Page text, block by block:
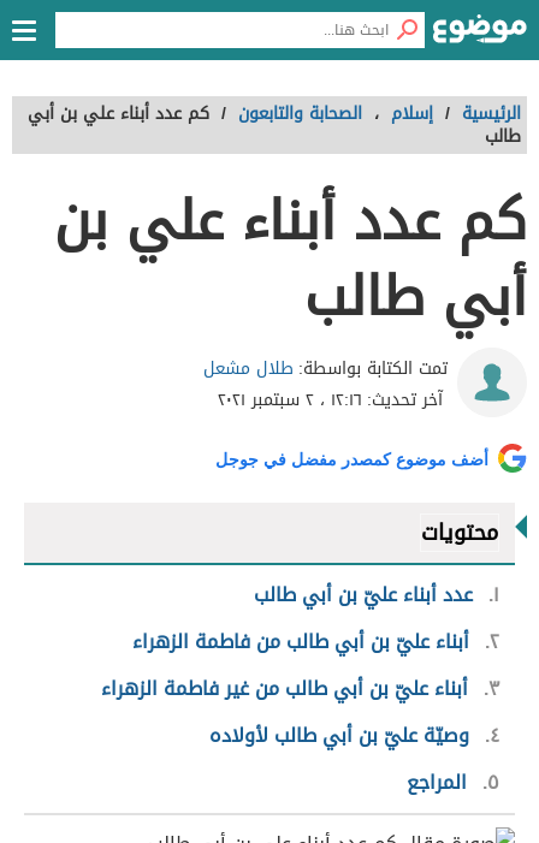
الرئيسية / إسلام ، الصحابة والتابعون / كم عدد أبناء علي بن أبي
طالب
كم عدد أبناء علي بن
أبي طالب
تمت الكتابة بواسطة: طلال مشعل
آخر تحديث: ١٢:١٦ ، ٢ سبتمبر ٢٠٢١
أضف موضوع كمصدر مفضل في جوجل
محتويات
١ عدد أبناء عليّ بن أبي طالب
٢ أبناء عليّ بن أبي طالب من فاطمة الزهراء
٣ أبناء عليّ بن أبي طالب من غير فاطمة الزهراء
٤ وصيّة عليّ بن أبي طالب لأولاده
٥
المراجع